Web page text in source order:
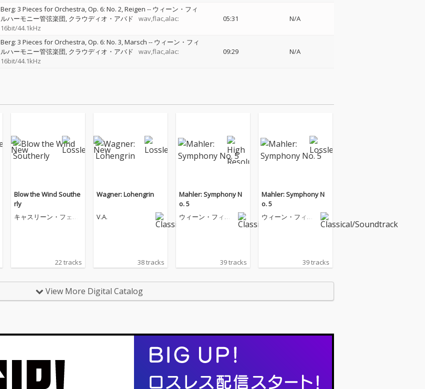
Berg: 3 Pieces for Orchestra, Op. 6: No. 2, Reigen -- ウィーン・フィ
ルハーモニー管弦楽団 クラウディオ・アバド
wav,flac,alac:
16bit/44.1kHz
05:31 N/A
Berg: 3 Pieces for Orchestra, Op. 6: No. 3, Marsch -- ウィーン・フィ
ルハーモニー管弦楽団 クラウディオ・アバド
wav,flac,alac:
16bit/44.1kHz
09:29 N/A
Blow the Wind Southe
rly
キャスリーン・フェリ
22 tracks
Wagner: Lohengrin
V.A.
38 tracks
Mahler: Symphony N
o. 5
ウィーン・フィル
39 tracks
Mahler: Symphony N
o. 5
ウィーン・フィル
39 tracks
View More Digital Catalog